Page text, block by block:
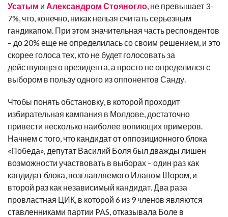
Усатым и Александром Стояногло , не превышает 3-
7%, что, конечно, никак нельзя считать серьезным
гандикапом. При этом значительная часть респондентов
– до 20% еще не определилась со своим решением, и это
скорее голоса тех, кто не будет голосовать за
действующего президента, а просто не определился с
выбором в пользу одного из оппонентов Санду.
Чтобы понять обстановку, в которой проходит
избирательная кампания в Молдове, достаточно
привести несколько наиболее вопиющих примеров.
Начнем с того, что кандидат от оппозиционного блока
«Победа», депутат Василий Боля был дважды лишен
возможности участвовать в выборах – один раз как
кандидат блока, возглавляемого Иланом Шором, и
второй раз как независимый кандидат. Два раза
провластная ЦИК, в которой 6 из 9 членов являются
ставленниками партии PAS, отказывала Боле в